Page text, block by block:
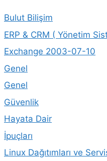
Bulut Bilişim
ERP & CRM ( Yönetim
Exchange 2003-07-10
Genel
Genel
Güvenlik
Hayata Dair
İpuçları
Linux Dağıtımları ve